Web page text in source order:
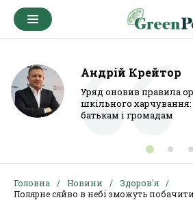
Андрій Крейтор
Уряд оновив правила
шкільного
батькам і громадам
Головна Новини
Здоров'я
Полярне сяйво в небі зможуть